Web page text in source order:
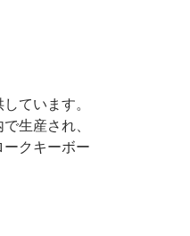
ています。
生産され、
クキーボー